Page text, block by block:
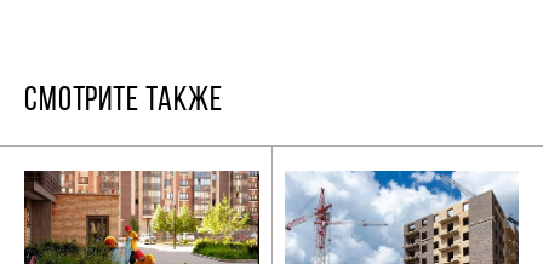
СМОТРИТЕ ТАКЖЕ